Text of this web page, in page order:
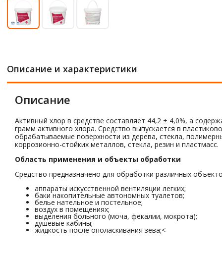
Описание и характеристики
Описание
Активный хлор в средстве составляет 44,2 ± 4,0%, а
грамм активного хлора. Средство выпускается в
обрабатываемые поверхности из дерева, стекла,
коррозионно-стойких металлов, стекла, резин и пластмасс.
Область применения и объекты обработки
Средство предназначено для обработки различных
аппараты искусственной вентиляции легких;
баки накопительные автономных туалетов;
белье нательное и постельное;
воздух в помещениях;
выделения больного (моча, фекалии, мокрота);
душевые кабины;
жидкость после ополаскивания зева;<